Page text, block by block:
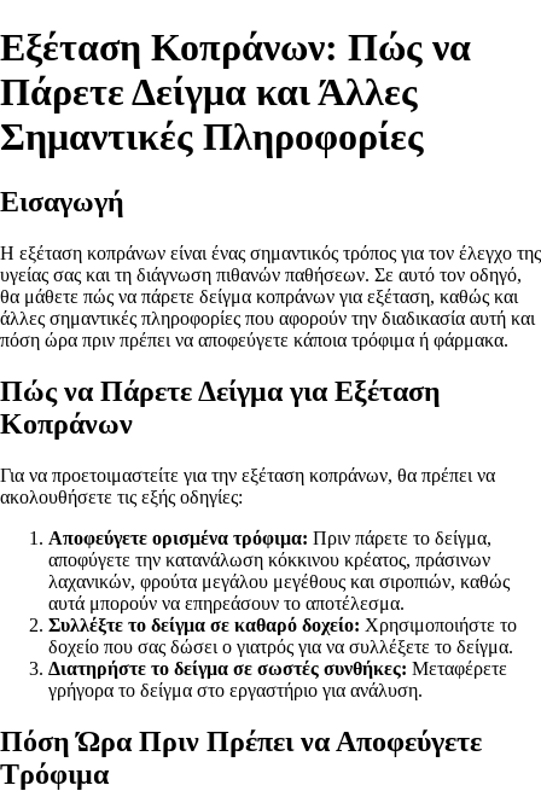
Εξέταση Κοπράνων: Πώς να
Πάρετε Δείγμα και Άλλες
Σημαντικές Πληροφορίες
Εισαγωγή
Η εξέταση κοπράνων είναι ένας σημαντικός τρόπος για τον έλεγχο της
υγείας σας και τη διάγνωση πιθανών παθήσεων. Σε αυτό τον οδηγό,
θα μάθετε πώς να πάρετε δείγμα κοπράνων για εξέταση, καθώς και
άλλες σημαντικές πληροφορίες που αφορούν την διαδικασία αυτή και
πόση ώρα πριν πρέπει να αποφεύγετε κάποια τρόφιμα ή φάρμακα.
Πώς να Πάρετε Δείγμα για Εξέταση
Κοπράνων
Για να προετοιμαστείτε για την εξέταση κοπράνων, θα πρέπει να
ακολουθήσετε τις εξής οδηγίες:
Αποφεύγετε ορισμένα τρόφιμα: Πριν πάρετε το δείγμα,
αποφύγετε την κατανάλωση κόκκινου κρέατος, πράσινων
λαχανικών, φρούτα μεγάλου μεγέθους και σιροπιών, καθώς
αυτά μπορούν να επηρεάσουν το αποτέλεσμα.
Συλλέξτε το δείγμα σε καθαρό δοχείο: Χρησιμοποιήστε το
δοχείο που σας δώσει ο γιατρός για να συλλέξετε το δείγμα.
Διατηρήστε το δείγμα σε σωστές συνθήκες: Μεταφέρετε
γρήγορα το δείγμα στο εργαστήριο για ανάλυση.
Πόση Ώρα Πριν Πρέπει να Αποφεύγετε
Τρόφιμα